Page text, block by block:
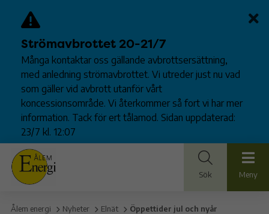
Strömavbrottet 20-21/7
Många kontaktar oss gällande avbrottsersättning,
med anledning strömavbrottet. Vi utreder just nu vad
som gäller vid avbrott utanför vårt
koncessionsområde. Vi återkommer så fort vi har mer
information. Tack för ert tålamod. Sidan uppdaterad:
23/7 kl. 12:07
Sök Meny
Ålem energi Nyheter Elnät Öppettider jul och nyår